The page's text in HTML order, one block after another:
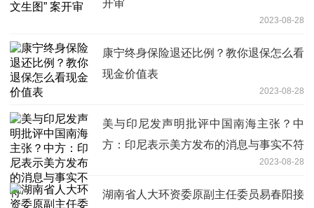
开审
2023-08-28
康宁终身保险退还比例？教你退保怎么看
现金价值表
2023-08-28
美与印尼发声明批评中国南海主张？中
方：印尼表示美方发布的消息与事实不符
2023-08-28
湖南省人大环资委原副主任委员易春阳接